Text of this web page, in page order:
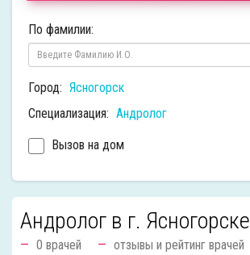
По фамилии:
Город: Ясногорск
Специализация: Андролог
Вызов на дом
Андролог в г. Ясногорске
0 врачей отзывы и рейтинг врачей